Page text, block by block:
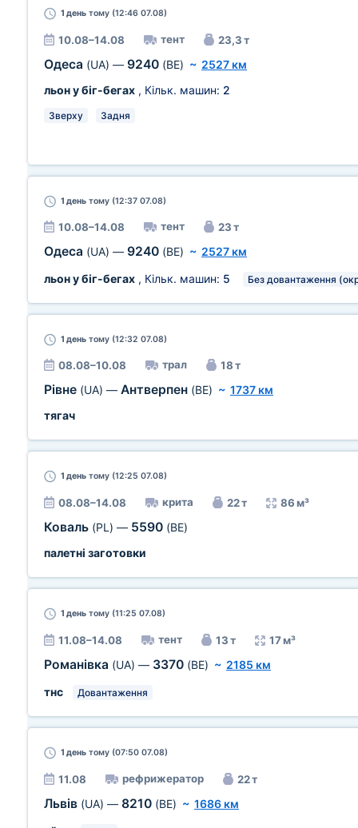
1 день тому (12:46 07.08)
10.08–14.08 тент 23,3 т
Одеса (UA) — 9240 (BE) ~ 2527 км
льон у біг-бегах , Кільк. машин: 2
Зверху Задня
1 день тому (12:37 07.08)
10.08–14.08 тент 23 т
Одеса (UA) — 9240 (BE) ~ 2527 км
льон у біг-бегах , Кільк. машин: 5 Без довантаження
1 день тому (12:32 07.08)
08.08–10.08 трал 18 т
Рівне (UA) — Антверпен (BE) ~ 1737 км
тягач
1 день тому (12:25 07.08)
08.08–14.08 крита 22 т 86 м³
Коваль (PL) — 5590 (BE)
палетні заготовки
1 день тому (11:25 07.08)
11.08–14.08 тент 13 т 17 м³
Романівка (UA) — 3370 (BE) ~ 2185 км
тнс
Довантаження
1 день тому (07:50 07.08)
11.08 рефрижератор 22 т
Львів (UA) — 8210 (BE) ~ 1686 км